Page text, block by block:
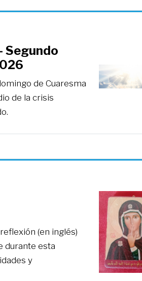
Segundo
de Cuaresma
de la crisis
(en inglés)
durante esta
y